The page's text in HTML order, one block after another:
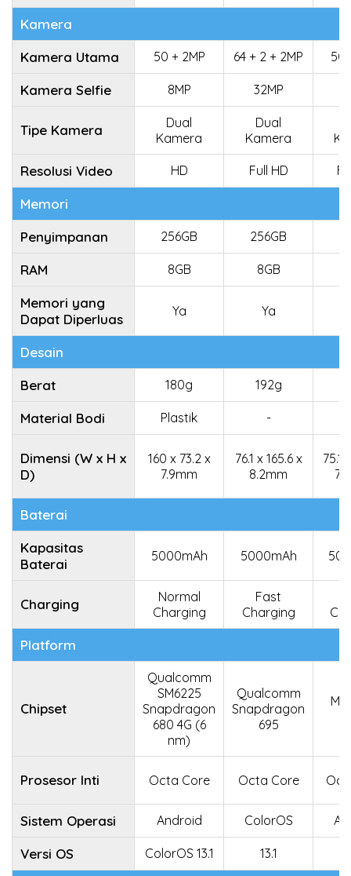
Kamera
Kamera Utama
50 + 2MP 64 + 2 + 2MP 50
Kamera Selfie 8MP 32MP
Tipe Kamera
Dual
Kamera
Dual
Kamera
Resolusi Video HD Full HD
Memori
Penyimpanan
256GB 256GB
RAM 8GB 8GB
Memori yang
Dapat Diperluas
Ya Ya
Desain
Berat
180g 192g
Material Bodi Plastik -
Dimensi (W x H x
D)
160 x 73.2 x
7.9mm
76.1 x 165.6 x
8.2mm
75.1
Baterai
Kapasitas
Baterai
5000mAh 5000mAh
Charging
Normal
Charging
Fast
Charging
Platform
Chipset
Qualcomm
SM6225
Snapdragon
680 4G (6
nm)
Qualcomm
Snapdragon
695
Prosesor Inti Octa Core Octa Core
Sistem Operasi Android ColorOS
Versi OS ColorOS 13.1 13.1